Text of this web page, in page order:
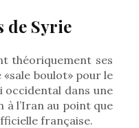
de Syrie
théoriquement ses
boulot» pour le
occidental dans une
l’Iran au point que
française.